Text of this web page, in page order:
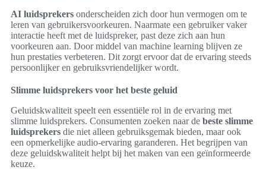
AI luidsprekers onderscheiden zich door hun vermogen om te
leren van gebruikersvoorkeuren. Naarmate een gebruiker vaker
interactie heeft met de luidspreker, past deze zich aan hun
voorkeuren aan. Door middel van machine learning blijven ze
hun prestaties verbeteren. Dit zorgt ervoor dat de ervaring steeds
persoonlijker en gebruiksvriendelijker wordt.
Slimme luidsprekers voor het beste geluid
Geluidskwaliteit speelt een essentiële rol in de ervaring met
slimme luidsprekers. Consumenten zoeken naar de beste slimme
luidsprekers die niet alleen gebruiksgemak bieden, maar ook
een opmerkelijke audio-ervaring garanderen. Het begrijpen van
deze geluidskwaliteit helpt bij het maken van een geïnformeerde
keuze.